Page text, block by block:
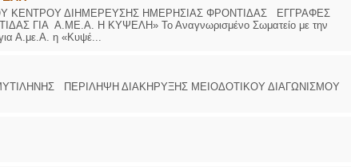
ΚΕΝΤΡΟΥ ΔΙΗΜΕΡΕΥΣΗΣ ΗΜΕΡΗΣΙΑΣ ΦΡΟΝΤΙΔΑΣ ΕΓΓΡΑΦΕΣ
ΓΙΑ Α.ΜΕ.Α. Η ΚΥΨΕΛΗ» Το Αναγνωρισμένο Σωματείο με την
Α.με.Α. η «Κυψέ...
ΔΙΑΚΗΡΥΞΗΣ ΜΕΙΟΔΟΤΙΚΟΥ ΔΙΑΓΩΝΙΣΜΟΥ